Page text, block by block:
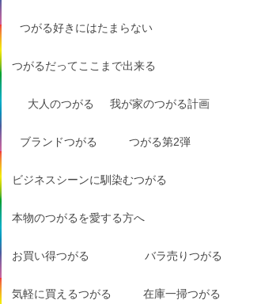
つがる好きにはたまらない
つがるだってここまで出来る
大人のつがる 我が家のつがる計画
ブランドつがる つがる第2弾
ビジネスシーンに馴染むつがる
本物のつがるを愛する方へ
お買い得つがる バラ売りつがる
気軽に買えるつがる 在庫一掃つがる